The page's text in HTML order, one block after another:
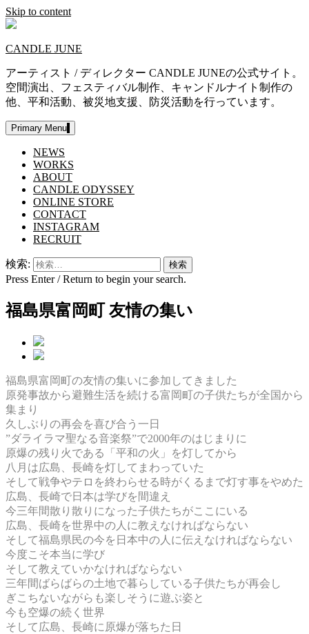
Skip to content
CANDLE JUNE
アーティスト / ディレクター CANDLE JUNEの公式サイト。
空間演出、フェスティバル制作、キャンドルナイト制作の
他、平和活動、被災地支援、防災活動を行っています。
Primary Menu
NEWS
WORKS
ABOUT
CANDLE ODYSSEY
ONLINE STORE
CONTACT
INSTAGRAM
RECRUIT
検索:
Press Enter / Return to begin your search.
福島県富岡町 友情の集い
福島県富岡町の友情の集いに参加してきました
原発事故から避難生活を続ける富岡町の子供たちが全国から
集まり
久しぶりの再会を喜び合う一日
”ダライラマ聖なる音楽祭”で2000年のはじまりに
原爆の残り火である「平和の火」を灯してから
八月は広島、長崎を灯してまわっていた
そして戦争やテロを終わらせる時がくるまで灯す事をやめた
広島、長崎で日本は学びを間違え
今三年間散り散りになった子供たちがここにいる
広島、長崎を世界中の人に教えなければならない
そして福島県民の今を日本中の人に伝えなければならない
今度こそ本当に学び
そして教えていかなければならない
三年間ばらばらの土地で暮らしている子供たちが再会し
ぎこちないながらも楽しそうに遊ぶ姿と
今も空爆の続く世界
そして広島、長崎に原爆が落ちた日